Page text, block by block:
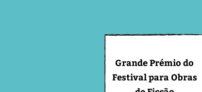
Grande Prémio do
Festival para Obras